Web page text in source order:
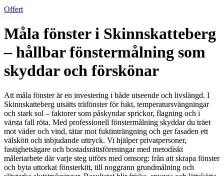
Offert
Måla fönster i Skinnskatteberg
– hållbar fönstermålning som
skyddar och förskönar
Att måla fönster är en investering i både utseende och livslängd. I
Skinnskatteberg utsätts träfönster för fukt, temperatursvängningar
och stark sol – faktorer som påskyndar sprickor, flagning och i
värsta fall röta. Med professionell fönstermålning skyddar du träet
mot väder och vind, tätar mot fuktinträngning och ger fasaden ett
välskött och inbjudande uttryck. Vi hjälper privatpersoner,
fastighetsägare och bostadsrättsföreningar med metodiskt
måleriarbete där varje steg utförs med omsorg: från att skrapa fönster
och byta uttorkat fönsterkitt, till noggrann grundmålning och